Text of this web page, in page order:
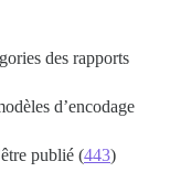
des rapports
d’encodage
publié (443)